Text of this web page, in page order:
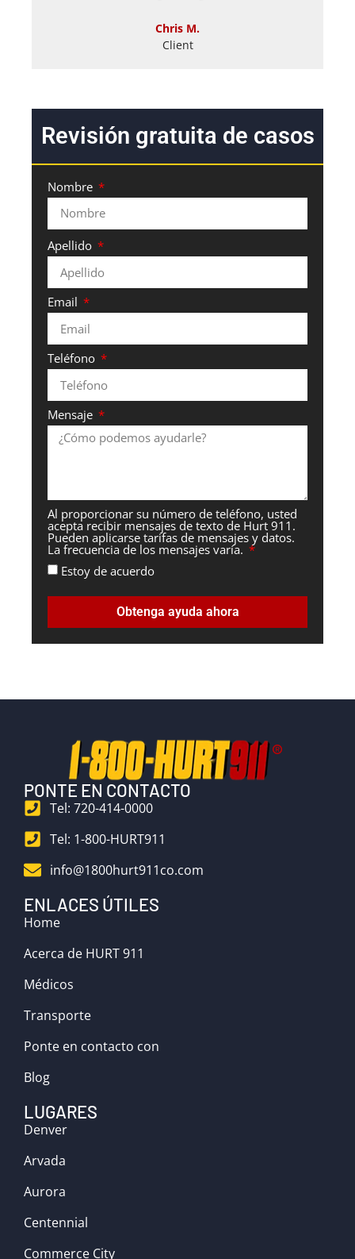
Chris M.
Client
Revisión gratuita de casos
Nombre
Apellido
Email
Teléfono
Mensaje
Al proporcionar su número de teléfono, usted
acepta recibir mensajes de texto de Hurt 911.
Pueden aplicarse tarifas de mensajes y datos.
La frecuencia de los mensajes varía.
Estoy de acuerdo
Obtenga ayuda ahora
PONTE EN CONTACTO
Tel: 720-414-0000
Tel: 1-800-HURT911
info@1800hurt911co.com
ENLACES ÚTILES
Home
Acerca de HURT 911
Médicos
Transporte
Ponte en contacto con
Blog
LUGARES
Denver
Arvada
Aurora
Centennial
Commerce City